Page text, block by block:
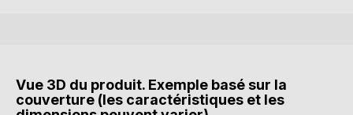
Vue 3D du produit. Exemple basé sur la
couverture (les caractéristiques et les